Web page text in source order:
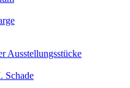
Ausstellungsstücke
Schade